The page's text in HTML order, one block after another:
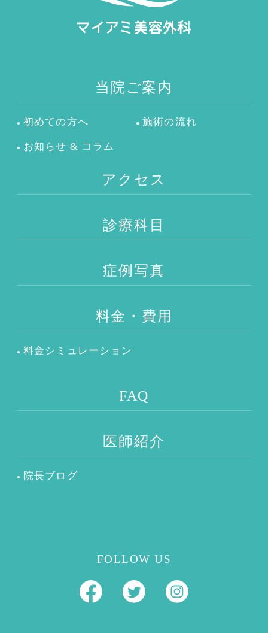
当院ご案内
初めての方へ 施術の流れ
お知らせ & コラム
アクセス
診療科目
症例写真
料金・費用
料金シミュレーション
FAQ
医師紹介
院長ブログ
FOLLOW US